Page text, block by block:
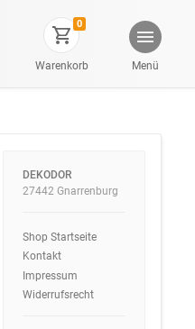
0
Warenkorb Menü
DEKODOR
27442 Gnarrenburg
Shop Startseite
Kontakt
Impressum
Widerrufsrecht